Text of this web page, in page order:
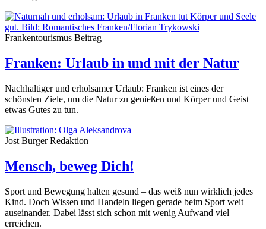
Frankentourismus Beitrag
Franken: Urlaub in und mit der Natur
Nachhaltiger und erholsamer Urlaub: Franken ist eines der
schönsten Ziele, um die Natur zu genießen und Körper und Geist
etwas Gutes zu tun.
Jost BurgerRedaktion
Mensch, beweg Dich!
Sport und Bewegung halten gesund – das weiß nun wirklich jedes
Kind. Doch Wissen und Handeln liegen gerade beim Sport weit
auseinander. Dabei lässt sich schon mit wenig Aufwand viel
erreichen.